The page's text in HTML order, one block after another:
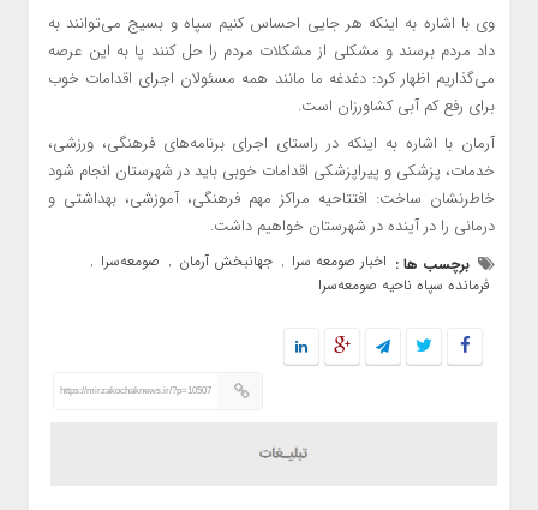
وی با اشاره به اینکه هر جایی احساس کنیم سپاه و بسیج می‌توانند به
داد مردم برسند و مشکلی از مشکلات مردم را حل کنند پا به این عرصه
می‌گذاریم اظهار کرد: دغدغه ما مانند همه مسئولان اجرای اقدامات خوب
برای رفع کم آبی کشاورزان است.
آرمان با اشاره به اینکه در راستای اجرای برنامه‌های فرهنگی، ورزشی،
خدمات، پزشکی و پیراپزشکی اقدامات خوبی باید در شهرستان انجام شود
خاطرنشان ساخت: افتتاحیه مراکز مهم فرهنگی، آموزشی، بهداشتی و
درمانی را در آینده در شهرستان خواهیم داشت.
برچسب ها : اخبار صومعه سرا , جهانبخش آرمان , صومعه‌سرا ,
فرمانده سپاه ناحیه صومعه‌سرا
https://mirzakochaknews.ir/?p=10507